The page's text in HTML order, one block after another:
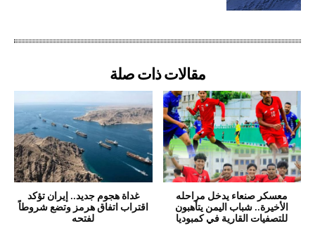
مقالات ذات صلة
معسكر صنعاء يدخل مراحله
الأخيرة.. شباب اليمن يتأهبون
للتصفيات القارية في كمبوديا
غداة هجوم جديد.. إيران تؤكد
اقتراب اتفاق هرمز وتضع شروطاً
لفتحه